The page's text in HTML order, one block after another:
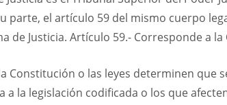
el artículo 59 del mismo cuerpo
Justicia. Artículo 59.- Corresponde a la
Constitución o las leyes determinen que
la legislación codificada o los que